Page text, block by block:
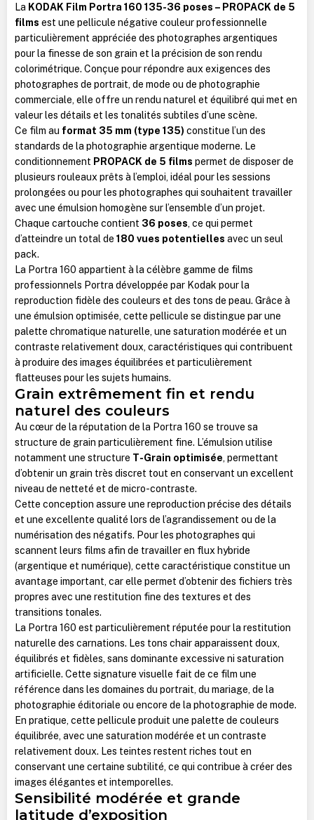
La KODAK Film Portra 160 135-36 poses – PROPACK de 5
films est une pellicule négative couleur professionnelle
particulièrement appréciée des photographes argentiques
pour la finesse de son grain et la précision de son rendu
colorimétrique. Conçue pour répondre aux exigences des
photographes de portrait, de mode ou de photographie
commerciale, elle offre un rendu naturel et équilibré qui met en
valeur les détails et les tonalités subtiles d’une scène.
Ce film au format 35 mm (type 135) constitue l’un des
standards de la photographie argentique moderne. Le
conditionnement PROPACK de 5 films permet de disposer de
plusieurs rouleaux prêts à l’emploi, idéal pour les sessions
prolongées ou pour les photographes qui souhaitent travailler
avec une émulsion homogène sur l’ensemble d’un projet.
Chaque cartouche contient 36 poses, ce qui permet
d’atteindre un total de 180 vues potentielles avec un seul
pack.
La Portra 160 appartient à la célèbre gamme de films
professionnels Portra développée par Kodak pour la
reproduction fidèle des couleurs et des tons de peau. Grâce à
une émulsion optimisée, cette pellicule se distingue par une
palette chromatique naturelle, une saturation modérée et un
contraste relativement doux, caractéristiques qui contribuent
à produire des images équilibrées et particulièrement
flatteuses pour les sujets humains.
Grain extrêmement fin et rendu
naturel des couleurs
Au cœur de la réputation de la Portra 160 se trouve sa
structure de grain particulièrement fine. L’émulsion utilise
notamment une structure T-Grain optimisée, permettant
d’obtenir un grain très discret tout en conservant un excellent
niveau de netteté et de micro-contraste.
Cette conception assure une reproduction précise des détails
et une excellente qualité lors de l’agrandissement ou de la
numérisation des négatifs. Pour les photographes qui
scannent leurs films afin de travailler en flux hybride
(argentique et numérique), cette caractéristique constitue un
avantage important, car elle permet d’obtenir des fichiers très
propres avec une restitution fine des textures et des
transitions tonales.
La Portra 160 est particulièrement réputée pour la restitution
naturelle des carnations. Les tons chair apparaissent doux,
équilibrés et fidèles, sans dominante excessive ni saturation
artificielle. Cette signature visuelle fait de ce film une
référence dans les domaines du portrait, du mariage, de la
photographie éditoriale ou encore de la photographie de mode.
En pratique, cette pellicule produit une palette de couleurs
équilibrée, avec une saturation modérée et un contraste
relativement doux. Les teintes restent riches tout en
conservant une certaine subtilité, ce qui contribue à créer des
images élégantes et intemporelles.
Sensibilité modérée et grande
latitude d’exposition